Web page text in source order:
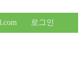
로그인